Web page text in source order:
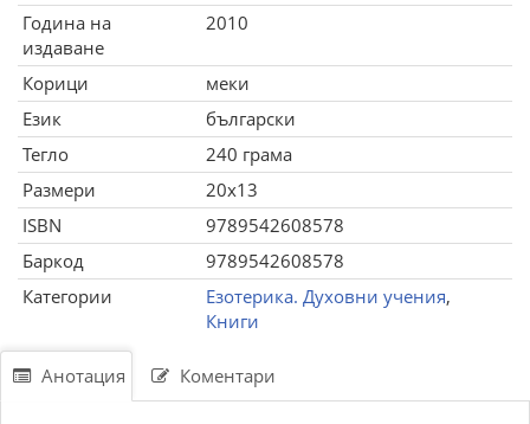
Година на
издаване
2010
Корици
меки
Език
български
Тегло
240 грама
Размери
20x13
ISBN
9789542608578
Баркод
9789542608578
Категории
Езотерика. Духовни учения,
Книги
Анотация Коментари